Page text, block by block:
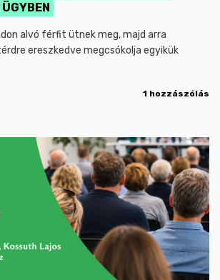
alvó férfit ütnek meg, majd arra
ereszkedve megcsókolja egyikük
1 hozzászólás